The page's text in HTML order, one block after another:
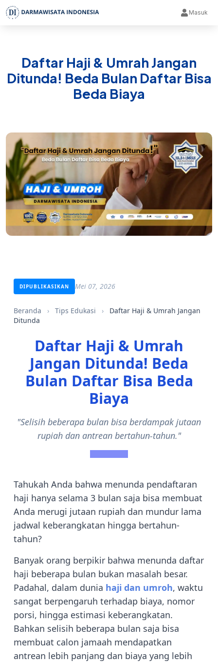
Masuk
Daftar Haji & Umrah Jangan
Ditunda! Beda Bulan Daftar Bisa
Beda Biaya
DIPUBLIKASIKAN Mei 07, 2026
Beranda › Tips Edukasi ›
Daftar Haji & Umrah Jangan
Ditunda
Daftar Haji & Umrah
Jangan Ditunda! Beda
Bulan Daftar Bisa Beda
Biaya
"Selisih beberapa bulan bisa berdampak jutaan
rupiah dan antrean bertahun-tahun."
Tahukah Anda bahwa menunda pendaftaran
haji hanya selama 3 bulan saja bisa membuat
Anda merugi jutaan rupiah dan mundur lama
jadwal keberangkatan hingga bertahun-
tahun?
Banyak orang berpikir bahwa menunda daftar
haji beberapa bulan bukan masalah besar.
Padahal, dalam dunia haji dan umroh, waktu
sangat berpengaruh terhadap biaya, nomor
porsi, hingga estimasi keberangkatan.
Bahkan selisih beberapa bulan saja bisa
membuat calon jamaah mendapatkan
antrean lebih panjang dan biaya yang lebih